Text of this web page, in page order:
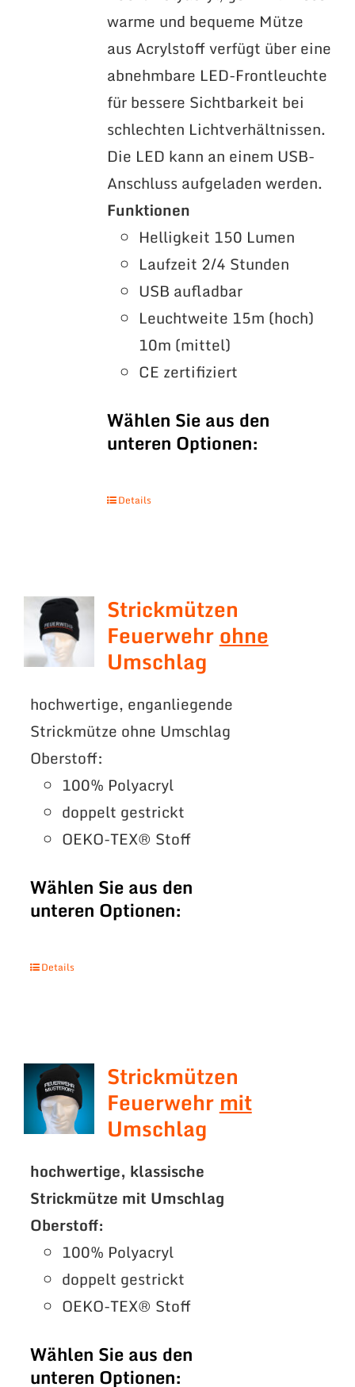
warme und bequeme Mütze
aus Acrylstoff verfügt über eine
abnehmbare LED-Frontleuchte
für bessere Sichtbarkeit bei
schlechten Lichtverhältnissen.
Die LED kann an einem USB-
Anschluss aufgeladen werden.
Funktionen
Helligkeit 150 Lumen
Laufzeit 2/4 Stunden
USB aufladbar
Leuchtweite 15m (hoch)
10m (mittel)
CE zertifiziert
Wählen Sie aus den
unteren Optionen:
Details
Strickmützen
Feuerwehrohne
Umschlag
hochwertige, enganliegende
Strickmütze ohne Umschlag
Oberstoff:
100% Polyacryl
doppelt gestrickt
OEKO-TEX® Stoff
Wählen Sie aus den
unteren Optionen:
Details
Strickmützen
Feuerwehr mit
Umschlag
hochwertige, klassische
Strickmütze mit Umschlag
Oberstoff:
100% Polyacryl
doppelt gestrickt
OEKO-TEX® Stoff
Wählen Sie aus den
unteren Optionen: